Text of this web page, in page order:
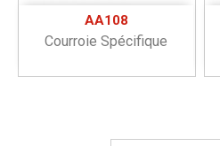
AA108
Courroie Spécifique